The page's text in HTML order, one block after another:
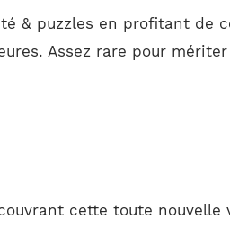
& puzzles en profitant de
Assez rare pour
cette toute nouvelle